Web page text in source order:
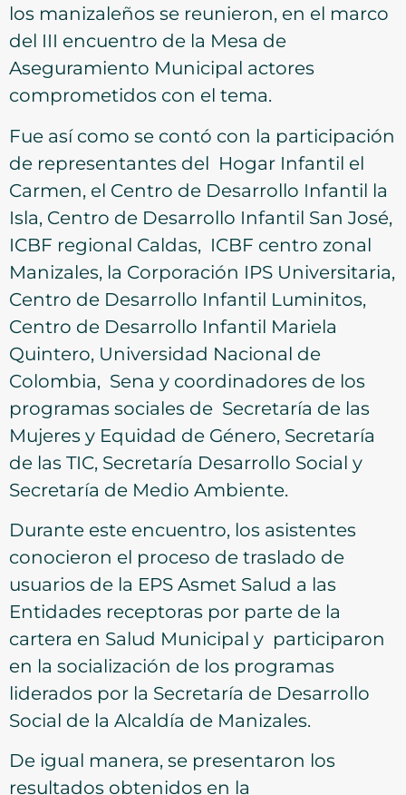
los manizaleños se reunieron, en el marco
del III encuentro de la Mesa de
Aseguramiento Municipal actores
comprometidos con el tema.
Fue así como se contó con la participación
de representantes del Hogar Infantil el
Carmen, el Centro de Desarrollo Infantil la
Isla, Centro de Desarrollo Infantil San José,
ICBF regional Caldas, ICBF centro zonal
Manizales, la Corporación IPS Universitaria,
Centro de Desarrollo Infantil Luminitos,
Centro de Desarrollo Infantil Mariela
Quintero, Universidad Nacional de
Colombia, Sena y coordinadores de los
programas sociales de Secretaría de las
Mujeres y Equidad de Género, Secretaría
de las TIC, Secretaría Desarrollo Social y
Secretaría de Medio Ambiente.
Durante este encuentro, los asistentes
conocieron el proceso de traslado de
usuarios de la EPS Asmet Salud a las
Entidades receptoras por parte de la
cartera en Salud Municipal y participaron
en la socialización de los programas
liderados por la Secretaría de Desarrollo
Social de la Alcaldía de Manizales.
De igual manera, se presentaron los
resultados obtenidos en la